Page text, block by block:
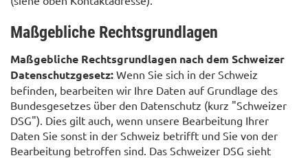
Maßgebliche Rechtsgrundlagen
Maßgebliche Rechtsgrundlagen nach dem Schweizer
Datenschutzgesetz: Wenn Sie sich in der Schweiz
befinden, bearbeiten wir Ihre Daten auf Grundlage des
Bundesgesetzes über den Datenschutz (kurz "Schweizer
DSG"). Dies gilt auch, wenn unsere Bearbeitung Ihrer
Daten Sie sonst in der Schweiz betrifft und Sie von der
Bearbeitung betroffen sind. Das Schweizer DSG sieht